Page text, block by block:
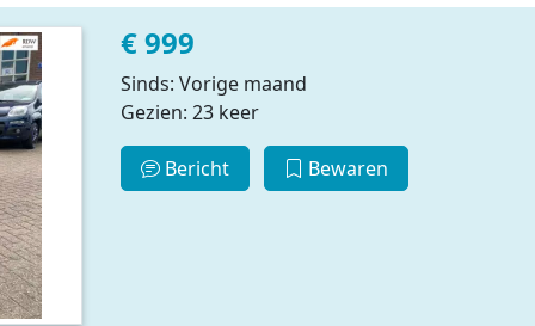
€ 999
Sinds: Vorige maand
Gezien: 23 keer
Bericht Bewaren